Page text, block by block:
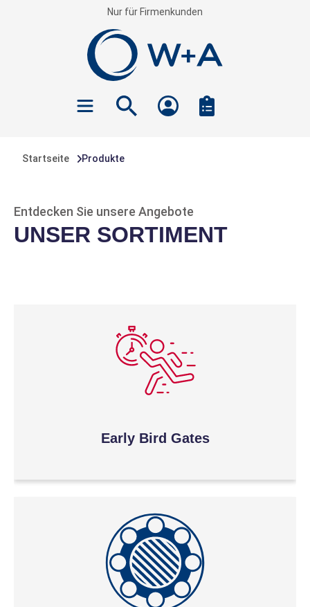
Nur für Firmenkunden
Startseite Produkte
Entdecken Sie unsere Angebote
UNSER SORTIMENT
Early Bird Gates